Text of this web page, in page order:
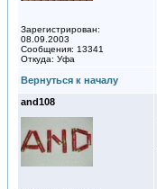
Зарегистрирован:
08.09.2003
Сообщения: 13341
Откуда: Уфа
Вернуться к началу
and108